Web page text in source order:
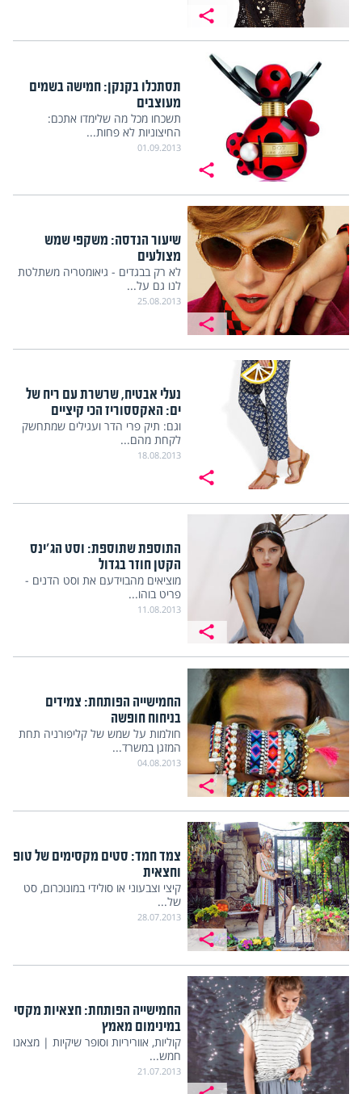
תסתכלו בקנקן: חמישה בשמים
מעוצבים
תשכחו מכל מה שלימדו אתכם:
החיצוניות לא פחות...
01.09.2013
שיעור הנדסה: משקפי שמש
מצולעים
לא רק בבגדים - גיאומטריה משתלטת
לנו גם על...
25.08.2013
נעלי אבטיח, שרשרת עם ריח של
ים: האקססוריז הכי קיציים
וגם: תיק פרי הדר ועגילים שמתחשק
לקחת מהם...
18.08.2013
התוספת שתוספת: וסט הג'ינס
הקטן חוזר בגדול
מוציאים מהבוידעם את וסט הדנים -
פריט בוהו...
11.08.2013
החמישייה הפותחת: צמידים
בניחוח חופשה
חולמות על שמש של קליפורניה תחת
המזגן במשרד...
04.08.2013
צמד חמד: סטים מקסימים של טופ
וחצאית
קיצי וצבעוני או סולידי במונוכרום, סט
של...
28.07.2013
החמישייה הפותחת: חצאיות מקסי
במינימום מאמץ
קוליות, אווריריות וסופר שיקיות | מצאנו
חמש...
21.07.2013